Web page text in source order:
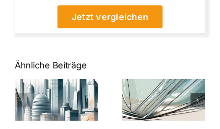
Jetzt vergleichen
Ähnliche Beiträge
5 Gründe,
warum
Nanoversiegelung
auf Glas
7
Expertentipps
für maximale